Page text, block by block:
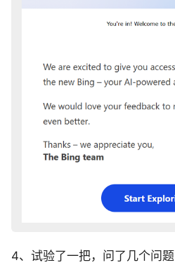
4、试验了一把，问了几个问题